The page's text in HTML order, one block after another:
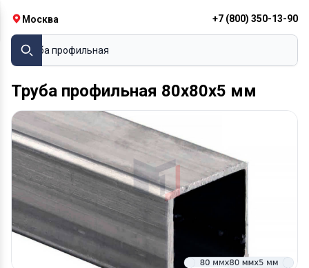
Москва +7 (800) 350-13-90
Труба про
Труба профильная 80х80х5 мм